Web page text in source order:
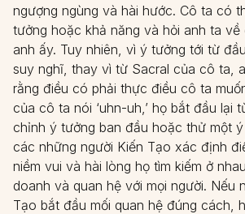
ngượng ngùng và hài hước. Cô ta có
tưởng hoặc khả năng và hỏi anh ta về
anh ấy. Tuy nhiên, vì ý tưởng tới từ
suy nghĩ, thay vì từ Sacral của cô ta,
rằng điều có phải thực điều cô ta
của cô ta nói ‘uhn-uh,’ họ bắt đầu lại
chỉnh ý tưởng ban đầu hoặc thử một
các những người Kiến Tạo xác định
niềm vui và hài lòng họ tìm kiếm ở
doanh và quan hệ với mọi người. Nếu
Tạo bắt đầu mối quan hệ đúng cách,